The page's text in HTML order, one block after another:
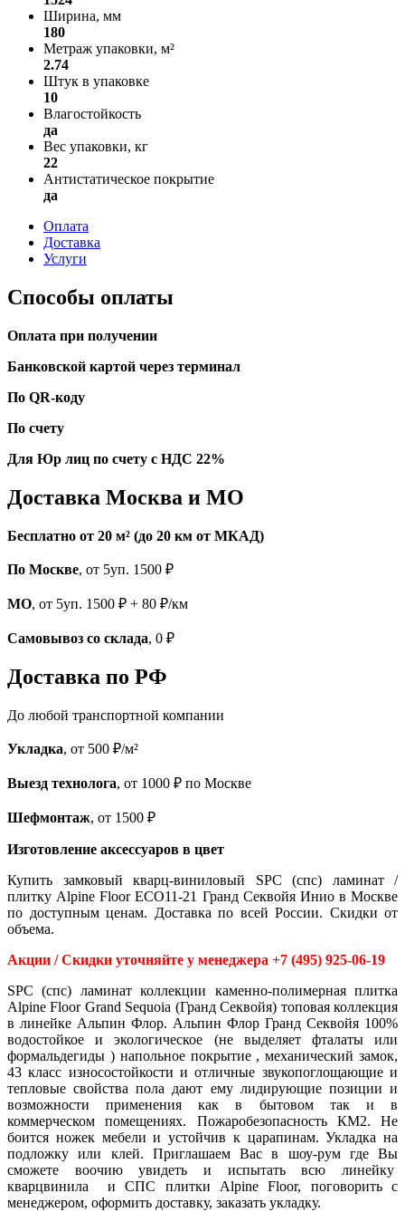
Ширина, мм
180
Метраж упаковки, м²
2.74
Штук в упаковке
10
Влагостойкость
да
Вес упаковки, кг
22
Антистатическое покрытие
да
Оплата
Доставка
Услуги
Способы оплаты
Оплата при получении
Банковской картой через терминал
По QR-коду
По счету
Для Юр лиц по счету с НДС 22%
Доставка Москва и МО
Бесплатно от 20 м² (до 20 км от МКАД)
По Москве, от 5уп. 1500 ₽
МО, от 5уп. 1500 ₽ + 80 ₽/км
Самовывоз со склада, 0 ₽
Доставка по РФ
До любой транспортной компании
Укладка, от 500 ₽/м²
Выезд технолога, от 1000 ₽ по Москве
Шефмонтаж, от 1500 ₽
Изготовление аксессуаров в цвет
Купить замковый кварц-виниловый SPC (спс) ламинат /
плитку Alpine Floor ECO11-21 Гранд Секвойя Инио в Москве
по доступным ценам. Доставка по всей России. Скидки от
объема.
Акции / Скидки уточняйте у менеджера +7 (495) 925-06-19
SPC (спс) ламинат коллекции каменно-полимерная плитка
Alpine Floor Grand Sequoia (Гранд Секвойя) топовая коллекция
в линейке Альпин Флор. Альпин Флор Гранд Секвойя 100%
водостойкое и экологическое (не выделяет фталаты или
формальдегиды ) напольное покрытие , механический замок,
43 класс износостойкости и отличные звукопоглощающие и
тепловые свойства пола дают ему лидирующие позиции и
возможности применения как в бытовом так и в
коммерческом помещениях. Пожаробезопасность КМ2. Не
боится ножек мебели и устойчив к царапинам. Укладка на
подложку или клей. Приглашаем Вас в шоу-рум где Вы
сможете воочию увидеть и испытать всю линейку
кварцвинила и СПС плитки Alpine Floor, поговорить с
менеджером, оформить доставку, заказать укладку.